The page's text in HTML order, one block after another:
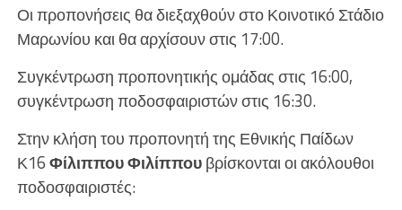
Οι προπονήσεις θα διεξαχθούν στο Κοινοτικό Στάδιο
Μαρωνίου και θα αρχίσουν στις 17:00.
Συγκέντρωση προπονητικής ομάδας στις 16:00,
συγκέντρωση ποδοσφαιριστών στις 16:30.
Στην κλήση του προπονητή της Εθνικής Παίδων
Κ16Φίλιππου Φιλίππουβρίσκονται οι ακόλουθοι
ποδοσφαιριστές: